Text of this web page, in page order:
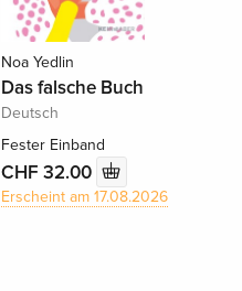
Noa Yedlin
Das falsche Buch
Deutsch
Fester Einband
CHF 32.00
Erscheint am 17.08.2026